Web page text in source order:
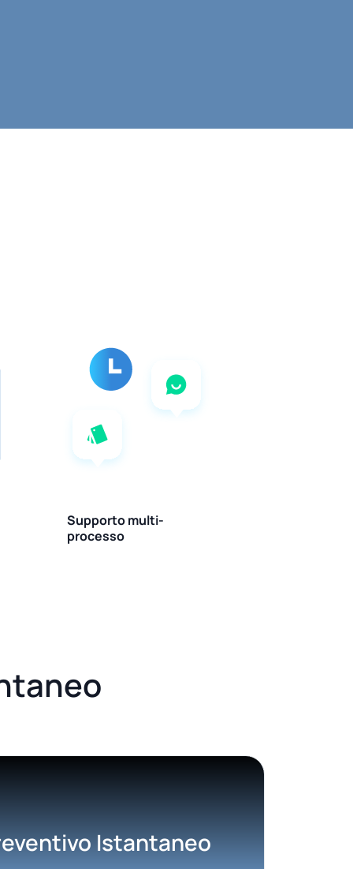
Supporto multi-
processo
Istantaneo